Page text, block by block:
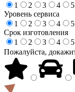
1
2 3 4
5
Уровень сервиса
1
2 3 4
5
Срок изготовления
1
2 3 4
5
Пожалуйста,